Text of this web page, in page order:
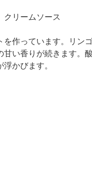
リームソース
作っています。リン
い香りが続きます。
かびます。